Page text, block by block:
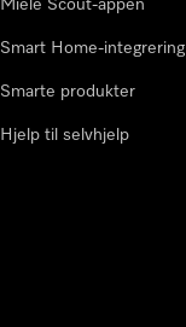
Miele Scout-appen
Smart Home-integrering
Smarte produkter
Hjelp til selvhjelp